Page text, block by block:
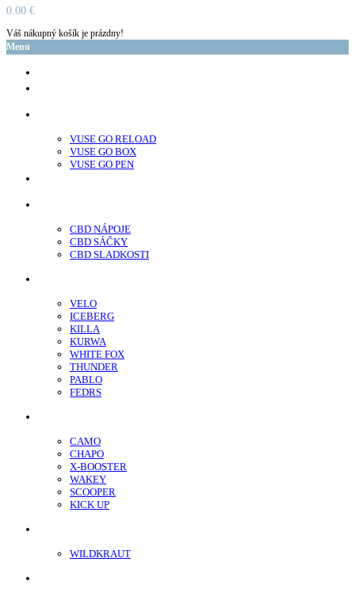
0.00 €
Váš nákupný košík je prázdny!
Menu
VUSE GO RELOAD
VUSE GO BOX
VUSE GO PEN
CBD NÁPOJE
CBD SÁČKY
CBD SLADKOSTI
VELO
ICEBERG
KILLA
KURWA
WHITE FOX
THUNDER
PABLO
FEDRS
CAMO
CHAPO
X-BOOSTER
WAKEY
SCOOPER
KICK UP
WILDKRAUT